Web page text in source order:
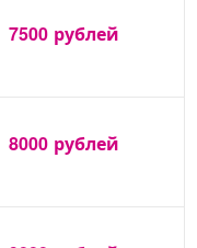
7500 рублей
8000 рублей